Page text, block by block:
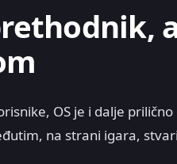
OS je i dalje
na strani igara,